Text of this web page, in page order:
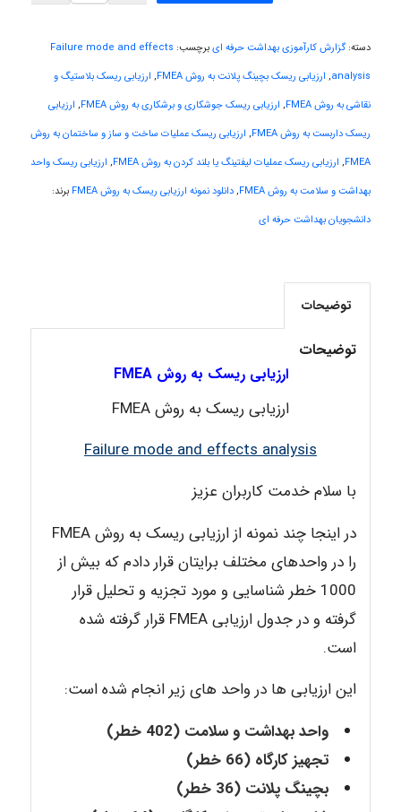
fahimeh sheibani
Niloofar
دسته:گزارش کارآموزی بهداشت حرفه ای برچسب: Failure mode and effects
analysis
, ارزیابی ریسک بچینگ پلانت به روش FMEA , ارزیابی ریسک بلاستیگ و
نقاشی به روش FMEA
, ارزیابی ریسک جوشکاری و برشکاری به روش FMEA , ارزیابی
ریسک داربست به روش FMEA
, ارزیابی ریسک عملیات ساخت و ساز و ساختمان به روش
FMEA
, ارزیابی ریسک عملیات لیفتینگ یا بلند کردن به روش FMEA , ارزیابی ریسک واحد
بهداشت و سلامت به روش FMEA
,دانلود نمونه ارزیابی ریسک به روش FMEA
برند:
دانشجویان بهداشت حرفه ای
توضیحات
توضیحات
ارزیابی ریسک به روش FMEA
ارزیابی ریسک به روش FMEA
Failure mode and effects analysis
با سلام خدمت کاربران عزیز
در اینجا چند نمونه از ارزیابی ریسک به روش FMEA
را در واحدهای مختلف برایتان قرار دادم که بیش از
1000 خطر شناسایی و مورد تجزیه و تحلیل قرار
گرفته و در جدول ارزیابی FMEA قرار گرفته شده
است.
این ارزیابی ها در واحد های زیر انجام شده است:
واحد بهداشت و سلامت (402 خطر)
تجهیز کارگاه (66 خطر)
بچینگ پلانت (36 خطر)